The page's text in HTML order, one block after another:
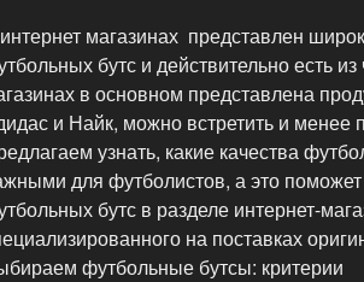
магазинах представлен
бутс и действительно есть
в основном представлена
и Найк, можно встретить и менее
узнать, какие качества
для футболистов, а это
бутс в разделе интернет-
на поставках
футбольные бутсы: критерии